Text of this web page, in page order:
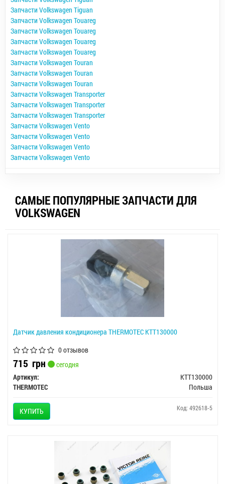
Запчасти Volkswagen Tiguan
Запчасти Volkswagen Touareg
Запчасти Volkswagen Touareg
Запчасти Volkswagen Touareg
Запчасти Volkswagen Touareg
Запчасти Volkswagen Touran
Запчасти Volkswagen Touran
Запчасти Volkswagen Touran
Запчасти Volkswagen Transporter
Запчасти Volkswagen Transporter
Запчасти Volkswagen Transporter
Запчасти Volkswagen Vento
Запчасти Volkswagen Vento
Запчасти Volkswagen Vento
Запчасти Volkswagen Vento
САМЫЕ ПОПУЛЯРНЫЕ ЗАПЧАСТИ ДЛЯ
VOLKSWAGEN
Датчик давления кондиционера THERMOTEC KTT130000
0 отзывов
715 грн
сегодня
Артикул:
KTT130000
THERMOTEC
Польша
КУПИТЬ Код: 492618-5